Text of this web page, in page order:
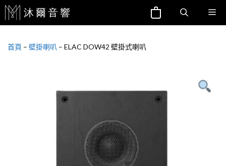
跳
至
首頁 – 壁掛喇叭 – ELAC DOW42 壁掛式喇叭